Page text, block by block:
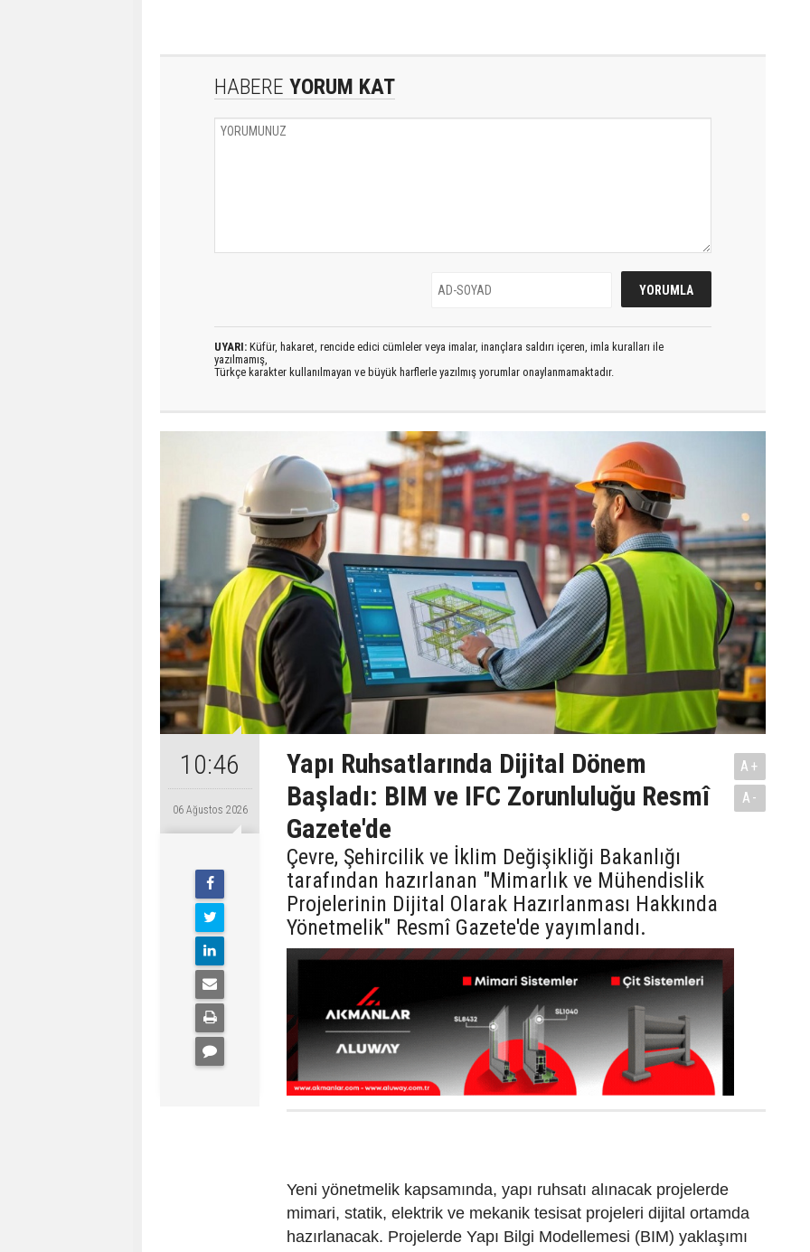
HABERE YORUM KAT
UYARI: Küfür, hakaret, rencide edici cümleler veya imalar, inançlara saldırı içeren, imla kuralları ile
yazılmamış,
Türkçe karakter kullanılmayan ve büyük harflerle yazılmış yorumlar onaylanmamaktadır.
10:46
06 Ağustos 2026
Yapı Ruhsatlarında Dijital Dönem
Başladı: BIM ve IFC Zorunluluğu Resmî
Gazete'de
Çevre, Şehircilik ve İklim Değişikliği Bakanlığı
tarafından hazırlanan "Mimarlık ve Mühendislik
Projelerinin Dijital Olarak Hazırlanması Hakkında
Yönetmelik" Resmî Gazete'de yayımlandı.
A+
A-
Yeni yönetmelik kapsamında, yapı ruhsatı alınacak projelerde
mimari, statik, elektrik ve mekanik tesisat projeleri dijital ortamda
hazırlanacak. Projelerde Yapı Bilgi Modellemesi (BIM) yaklaşımı